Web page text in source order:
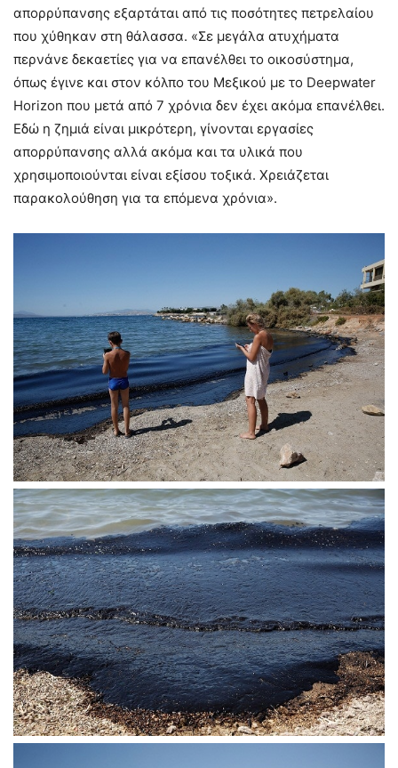
απορρύπανσης εξαρτάται από τις ποσότητες πετρελαίου
που χύθηκαν στη θάλασσα. «Σε μεγάλα ατυχήματα
περνάνε δεκαετίες για να επανέλθει το οικοσύστημα,
όπως έγινε και στον κόλπο του Μεξικού με το Deepwater
Horizon που μετά από 7 χρόνια δεν έχει ακόμα επανέλθει.
Εδώ η ζημιά είναι μικρότερη, γίνονται εργασίες
απορρύπανσης αλλά ακόμα και τα υλικά που
χρησιμοποιούνται είναι εξίσου τοξικά. Χρειάζεται
παρακολούθηση για τα επόμενα χρόνια».